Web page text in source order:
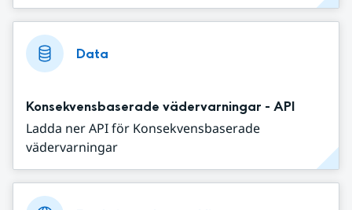
Data
Konsekvensbaserade vädervarningar - API
Ladda ner API för Konsekvensbaserade
vädervarningar